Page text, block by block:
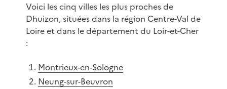
Voici les cinq villes les plus proches de
Dhuizon, situées dans la région Centre-Val de
Loire et dans le département du Loir-et-Cher
:
Montrieux-en-Sologne
Neung-sur-Beuvron